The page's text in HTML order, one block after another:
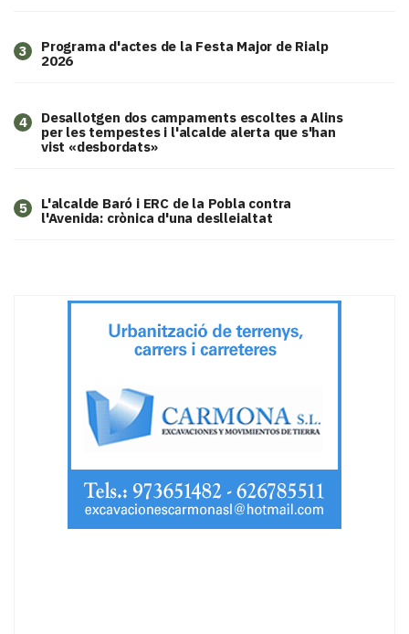
3
Programa d'actes de la Festa Major de Rialp
2026
4
​Desallotgen dos campaments escoltes a Alins
per les tempestes i l'alcalde alerta que s'han
vist «desbordats»
5
L'alcalde Baró i ERC de la Pobla contra
l'Avenida: crònica d'una deslleialtat